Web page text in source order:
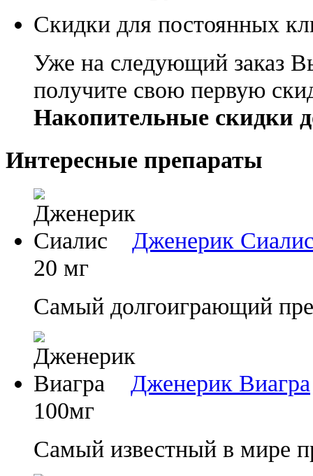
Скидки для постоянных
Уже на следующий заказ
получите свою первую
Накопительные скидки
Интересные препараты
Дженерик
20 мг
Самый долгоиграющий
Дженерик Виагра
100мг
Самый известный в мире